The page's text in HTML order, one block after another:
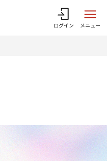
ログイン メニュー